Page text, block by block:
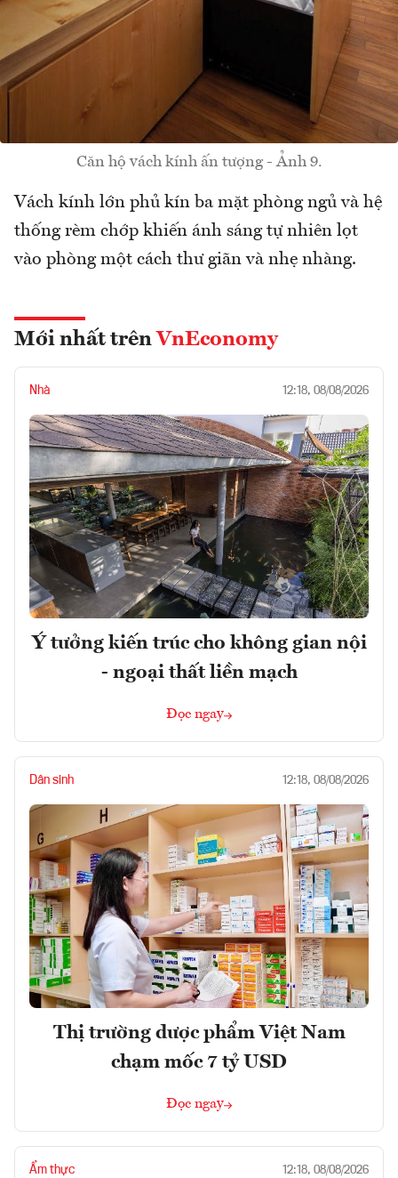
Căn hộ vách kính ấn tượng - Ảnh 9.
Vách kính lớn phủ kín ba mặt phòng ngủ và hệ
thống rèm chớp khiến ánh sáng tự nhiên lọt
vào phòng một cách thư giãn và nhẹ nhàng.
Mới nhất trên VnEconomy
Nhà 12:18, 08/08/2026
Ý tưởng kiến trúc cho không gian nội
- ngoại thất liền mạch
Đọc ngay
Dân sinh 12:18, 08/08/2026
Thị trường dược phẩm Việt Nam
chạm mốc 7 tỷ USD
Đọc ngay
Ẩm thực 12:18, 08/08/2026